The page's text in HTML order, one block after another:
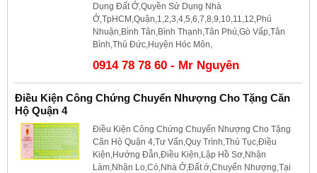
Dụng Đất Ở,Quyền Sử Dụng Nhà
Ở,TpHCM,Quận,1,2,3,4,5,6,7,8,9,10,11,12,Phú
Nhuận,Bình Tân,Bình Thạnh,Tân Phú,Gò Vấp,Tân
Bình,Thủ Đức,Huyện Hóc Môn,
0914 78 78 60 - Mr Nguyên
Điều Kiện Công Chứng Chuyển Nhượng Cho Tặng Căn
Hộ Quận 4
Điều Kiện Công Chứng Chuyển Nhượng Cho Tặng
Căn Hộ Quận 4,Tư Vấn,Quy Trình,Thủ Tục,Điều
Kiện,Hướng Đẫn,Điều Kiện,Lập Hồ Sơ,Nhận
Làm,Nhận Lo,Có,Nhà Ở,Đất ở,Chuyển Nhượng,Tại